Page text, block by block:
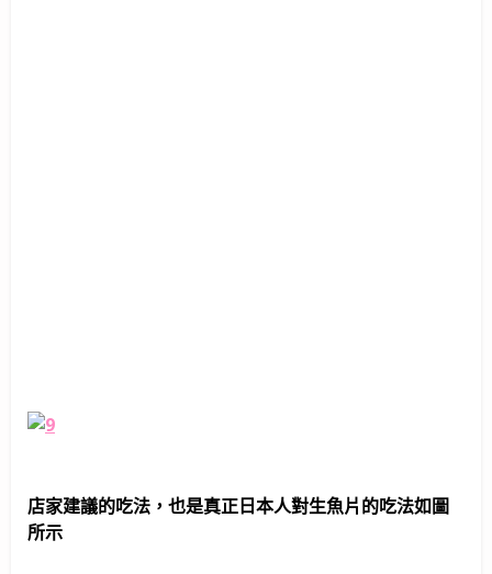
店家建議的吃法，也是真正日本人對生魚片的吃法如圖
所示